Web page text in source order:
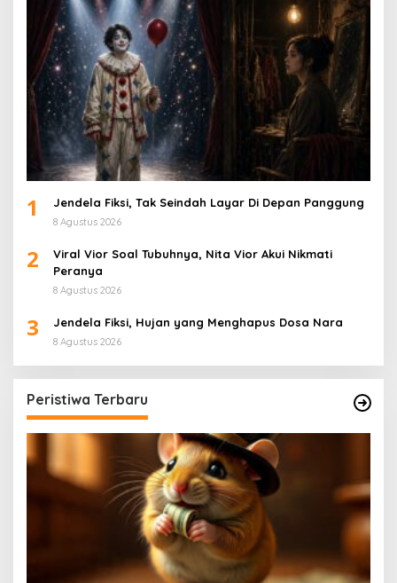
1 Jendela Fiksi, Tak Seindah Layar Di Depan Panggung
8 Agustus 2026
2
Viral Vior Soal Tubuhnya, Nita Vior Akui Nikmati
Peranya
8 Agustus 2026
3 Jendela Fiksi, Hujan yang Menghapus Dosa Nara
8 Agustus 2026
Peristiwa Terbaru